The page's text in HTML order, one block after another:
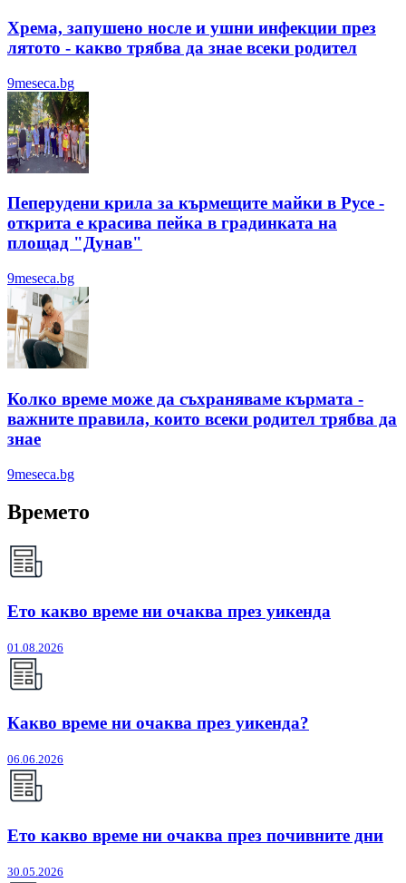
Хрема, запушено носле и ушни инфекции през
лятотo - какво трябва да знае всеки родител
9meseca.bg
Пеперудени крила за кърмещите майки в Русе -
открита е красива пейка в градинката на
площад "Дунав"
9meseca.bg
Колко време може да съхраняваме кърмата -
важните правила, които всеки родител трябва да
знае
9meseca.bg
Времето
Ето какво време ни очаква през уикенда
01.08.2026
Какво време ни очаква през уикенда?
06.06.2026
Ето какво време ни очаква през почивните дни
30.05.2026